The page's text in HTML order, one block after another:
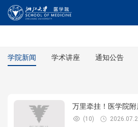
学院新闻 学术讲座 通知公告
万里牵挂！医学院
(10)